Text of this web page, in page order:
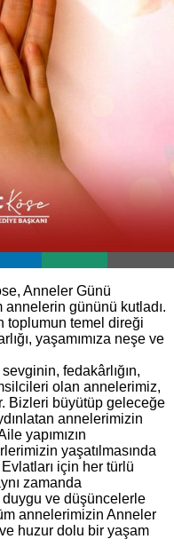
Anneler Günü
annelerin gününü kutladı.
toplumun temel direği
yaşamımıza neşe ve
fedakârlığın,
olan annelerimiz,
Bizleri büyütüp geleceğe
annelerimizin
yapımızın
yaşatılmasında
için her türlü
zamanda
duygu ve düşüncelerle
annelerimizin Anneler
huzur dolu bir yaşam